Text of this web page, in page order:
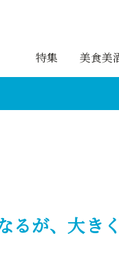
特集 美食美
るが、大き